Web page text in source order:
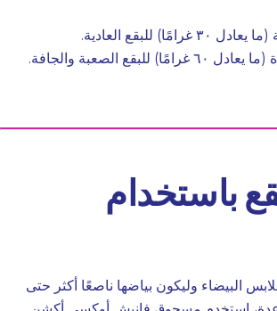
للبقع العادية.
للبقع الصعبة والجافة.
باستخدام
البيضاء وليكون بياضها ناصعًا أكثر حتى